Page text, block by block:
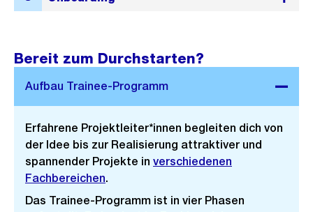
Bereit zum Durchstarten?
Erfahrene Projektleiter*innen begleiten dich von
der Idee bis zur Realisierung attraktiver und
spannender Projekte in verschiedenen
Fachbereichen.
Das Trainee-Programm ist in vier Phasen